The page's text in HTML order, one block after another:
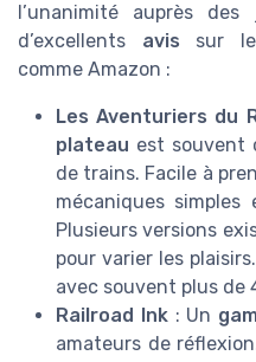
l’unanimité auprès
d’excellents avis sur
comme Amazon :
Les Aventuriers du
plateau est souvent
de trains. Facile à
mécaniques simples
Plusieurs versions
pour varier les
avec souvent plus de
Railroad Ink: Un
amateurs de